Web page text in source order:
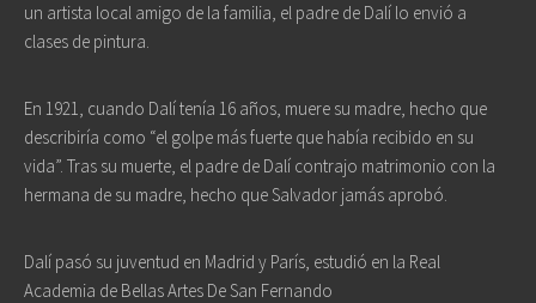
un artista local amigo de la familia, el padre de Dalí lo envió a
clases de pintura.
En 1921, cuando Dalí tenía 16 años, muere su madre, hecho que
describiría como “el golpe más fuerte que había recibido en su
vida”. Tras su muerte, el padre de Dalí contrajo matrimonio con la
hermana de su madre, hecho que Salvador jamás aprobó.
Dalí pasó su juventud en Madrid y París, estudió en la Real
Academia de Bellas Artes De San Fernando